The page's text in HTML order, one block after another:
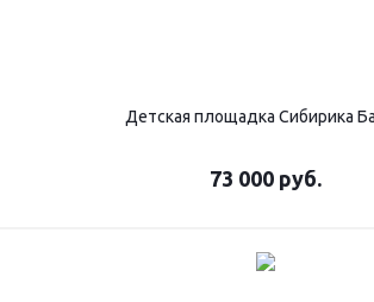
Детская площадка Сибирика
73 000 руб.